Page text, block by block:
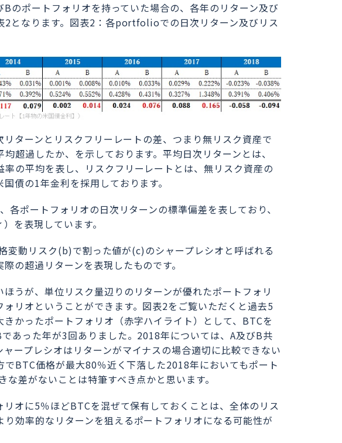
のポートフォリオを持っていた場合の、各年のリターン及び
2となります。図表2：各portfolioでの日次リターン及びリス
ターンとリスクフリーレートの差、つまり無リスク資産で
超過したか、を示しております。平均日次リターンとは、
の平均を表し、リスクフリーレートとは、無リスク資産の
債の1年金利を採用しております。
各ポートフォリオの日次リターンの標準偏差を表しており、
を表現しています。
変動リスク(b)で割った値が(c)のシャープレシオと呼ばれる
の超過リターンを表現したものです。
うが、単位リスク量辺りのリターンが優れたポートフォリ
リオということができます。図表2をご覧いただくと過去5
かったポートフォリオ（赤字ハイライト）として、BTCを
あった年が3回ありました。2018年については、A及びB共
ープレシオはリターンがマイナスの場合適切に比較できない
でBTC価格が最大80％近く下落した2018年においてもポート
差がないことは特筆すべき点かと思います。
リオに5％ほどBTCを混ぜて保有しておくことは、全体のリス
効率的なリターンを狙えるポートフォリオになる可能性が